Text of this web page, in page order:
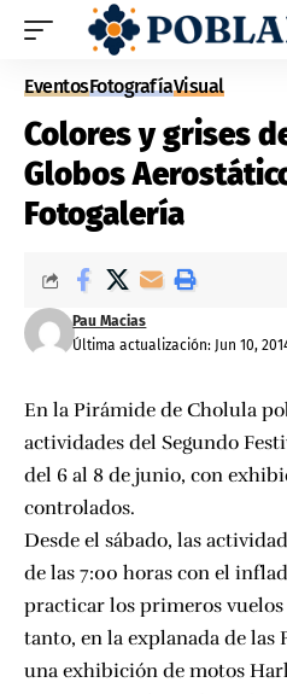
EventosFotografíaVisual
Colores y grises
Globos
Fotogalería
Última actualización: Jun 10,
Pau Macias
En la Pirámide de Cholula
actividades del Segundo
del 6 al 8 de junio, con
controlados.
Desde el sábado, las
de las 7:00 horas con el
practicar los primeros
tanto, en la explanada de las
una exhibición de motos